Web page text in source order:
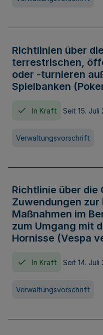
Richtlinien über
terrestrischen,
oder -turnieren
Spielbanken
In Kraft Seit 15. Juli
Verwaltungsvorschrift
Richtlinie über die
Zuwendungen zur
Maßnahmen im
zum Umgang mit
Hornisse (Vespa
In Kraft Seit 14. Juli
Verwaltungsvorschrift